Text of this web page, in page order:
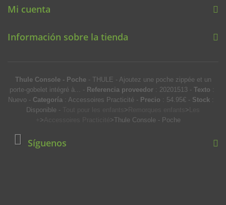
Mi cuenta
Información sobre la tienda
Thule Console - Poche- THULE - Ajoutez une poche zippée et un
porte-gobelet intégré à...
- Referencia proveedor : 20201513 - Texto :
Nuevo - Categoría : Accessoires Practicité - Precio : 54.95€ - Stock :
Disponible - > >
> >Thule Console - Poche
Síguenos